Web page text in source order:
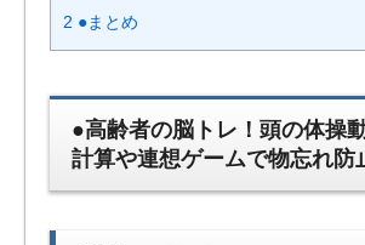
2 ●まとめ
●高齢者の脳トレ！頭の体操
計算や連想ゲームで物忘れ防